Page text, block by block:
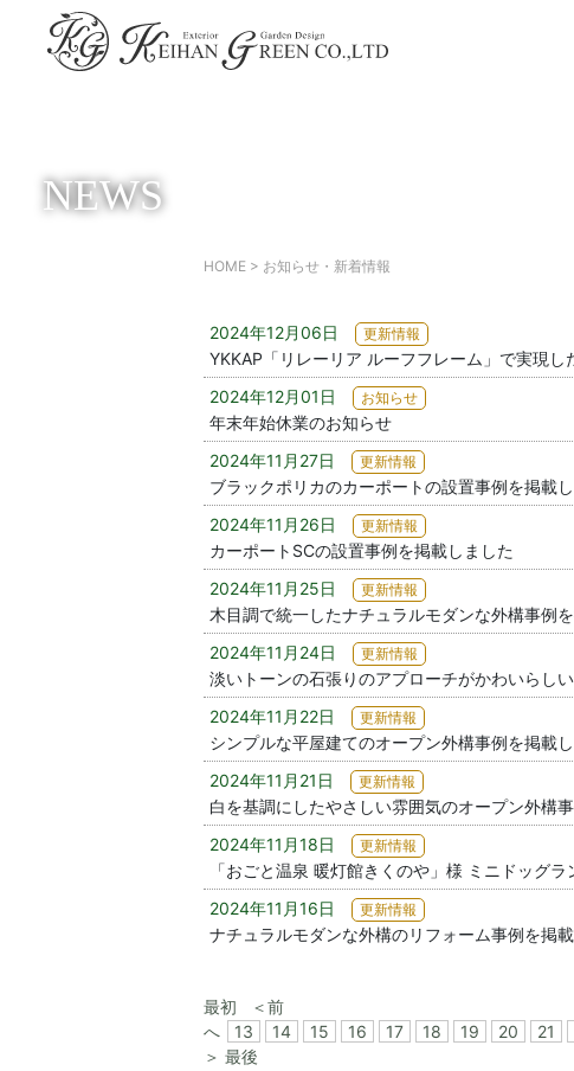
NEWS
HOME > お知らせ・新着情報
2024年12月06日 更新情報
YKKAP「リレーリア ルーフフレーム」で実現
2024年12月01日
お知らせ
年末年始休業のお知らせ
2024年11月27日
更新情報
ブラックポリカのカーポートの設置事例を掲載
2024年11月26日
更新情報
カーポートSCの設置事例を掲載しました
2024年11月25日
更新情報
木目調で統一したナチュラルモダンな外構事例
2024年11月24日
更新情報
淡いトーンの石張りのアプローチがかわいらし
2024年11月22日
更新情報
シンプルな平屋建てのオープン外構事例を掲載
2024年11月21日
更新情報
白を基調にしたやさしい雰囲気のオープン外構
2024年11月18日
更新情報
「おごと温泉 暖灯館きくのや」様 ミニドッグ
2024年11月16日
更新情報
ナチュラルモダンな外構のリフォーム事例を掲
最初
＜前
へ
13 14 15 16 17 18 19 20 21
＞ 最後